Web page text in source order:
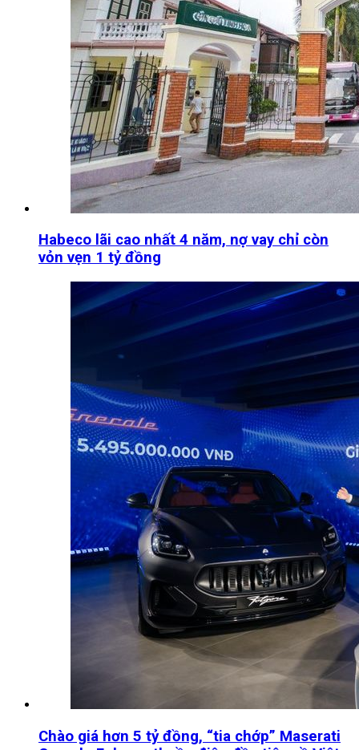
Habeco lãi cao nhất 4 năm, nợ vay chỉ còn
vỏn vẹn 1 tỷ đồng
Chào giá hơn 5 tỷ đồng, “tia chớp” Maserati